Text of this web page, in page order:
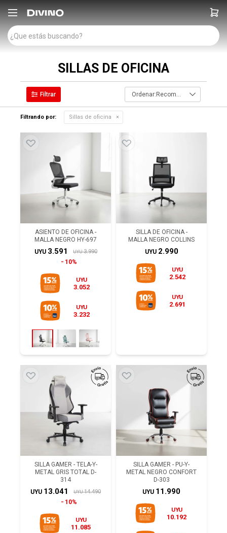

SILLAS DE OFICINA
Recomendados
Filtrando por: Sillas de oficina
ASIENTO DE OFICINA -
MALLA NEGRO HY-697
UYU 3.591 UYU 3.990
10%
UYU
3.052
UYU
3.232
SILLA DE OFICINA -
MALLA NEGRO COLLINS
UYU 2.990
UYU
2.542
UYU
2.691
SILLA GAMER - TELA-Y-
METAL GRIS TOTAL D-
314
UYU 13.041 UYU 14.490
10%
UYU
11.085
SILLA GAMER - PU-Y-
METAL NEGRO CONFORT
D-303
UYU 11.990
UYU
10.192